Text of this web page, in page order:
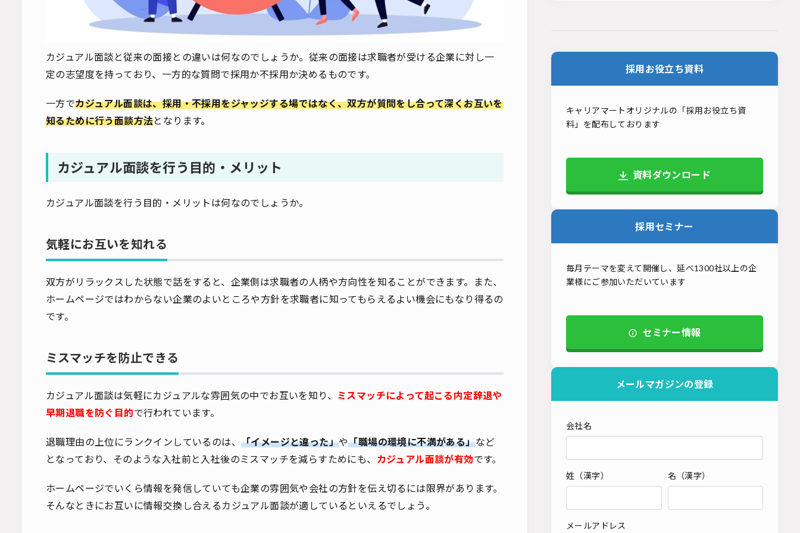
カジュアル面談と従来の面接との違いは何なのでしょうか。従来の面接は求職者が受ける企業に対し一
定の志望度を持っており、一方的な質問で採用か不採用か決めるものです。
一方でカジュアル面談は、採用・不採用をジャッジする場ではなく、双方が質問をし合って深くお互いを
知るために行う面談方法となります。
カジュアル面談を行う目的・メリット
カジュアル面談を行う目的・メリットは何なのでしょうか。
気軽にお互いを知れる
双方がリラックスした状態で話をすると、企業側は求職者の人柄や方向性を知ることができます。また、
ホームページではわからない企業のよいところや方針を求職者に知ってもらえるよい機会にもなり得るの
です。
ミスマッチを防止できる
カジュアル面談は気軽にカジュアルな雰囲気の中でお互いを知り、
ミスマッチによって起こる内定辞退や
早期退職を防ぐ目的で行われています。
退職理由の上位にランクインしているのは、 「イメージと違った」や「職場の環境に不満がある」など
となっており、そのような入社前と入社後のミスマッチを減らすためにも、 カジュアル面談が有効です。
ホームページでいくら情報を発信していても企業の雰囲気や会社の方針を伝え切るには限界があります。
そんなときにお互いに情報交換し合えるカジュアル面談が適しているといえるでしょう。
採用お役立ち資料
キャリアマートオリジナルの「採用お役立ち資
料」を配布しております
資料ダウンロード
採用セミナー
毎月テーマを変えて開催し、延べ1300社以上の企
業様にご参加いただいています
セミナー情報
メールマガジンの登録
会社名
姓（漢字） 名（漢字）
メールアドレス